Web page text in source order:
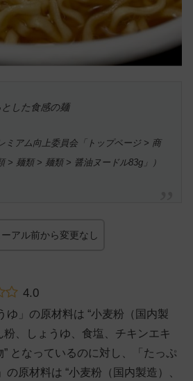
した食感の麺
ミアム向上委員会「トップページ > 商
> 麺類 > 麺類 > 醤油ヌードル83g」）
アル前から変更なし
4.0
ゆ」の原材料は “小麦粉（国内製
、しょうゆ、食塩、チキンエキ
となっているのに対し、「たっぷ
の原材料は “小麦粉（国内製造）、